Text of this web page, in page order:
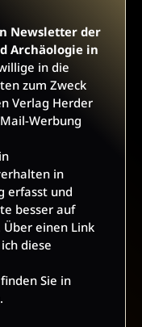
Newsletter der
Archäologie in
in die
zum Zweck
Verlag Herder
Werbung
in
erfasst und
besser auf
einen Link
diese
Sie in
.